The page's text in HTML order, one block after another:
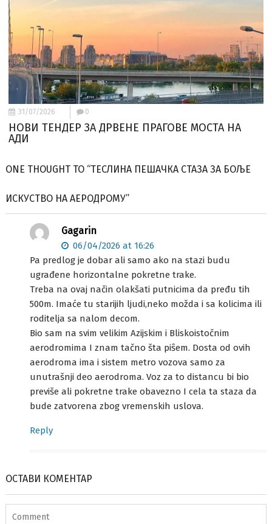
31/07/2026 0
НОВИ ТЕНДЕР ЗА ДРВЕНЕ ПРАГОВЕ МОСТА НА
АДИ
ONE THOUGHT TO “ТЕСЛИНА ПЕШАЧКА СТАЗА ЗА БОЉЕ
ИСКУСТВО НА АЕРОДРОМУ”
Gagarin
06/04/2026 at 16:26
Pa predlog je dobar ali samo ako na stazi budu
ugrađene horizontalne pokretne trake.
Treba na ovaj način olakšati putnicima da pređu tih
500m. Imaće tu starijih ljudi,neko možda i sa kolicima ili
roditelja sa nalom decom.
Bio sam na svim velikim Azijskim i Bliskoistočnim
aerodromima I znam tačno šta piŝem. Dosta od ovih
aerodroma ima i sistem metro vozova samo za
unutrašnji deo aerodroma. Voz za to distancu bi bio
previše ali pokretne trake obavezno I cela ta staza da
bude zatvorena zbog vremenskih uslova.
Reply
ОСТАВИ КОМЕНТАР